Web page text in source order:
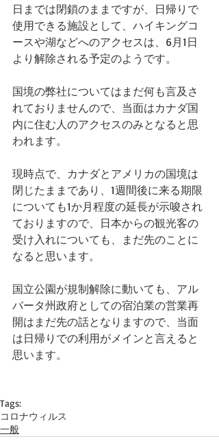
日までは閉鎖のままですが、日帰りで
使用できる施設として、ハイキングコ
ースや湖などへのアクセスは、6月1日
より解除される予定のようです。
国境の弊社についてはまだ何も言及さ
れておりませんので、当面はカナダ国
内に住む人のアクセスのみとなると思
われます。
現時点で、カナダとアメリカの国境は
閉じたままであり、1週間後に来る期限
についても1か月程度の延長が示唆され
ておりますので、日本からの観光客の
受け入れについても、まだ先のことに
なると思います。
国立公園が規制解除に動いても、アル
バータ州政府としての宿泊業の営業再
開はまだ先の話となりますので、当面
は日帰りでの利用がメインと言えると
思います。
Tags:
コロナウィルス
一般